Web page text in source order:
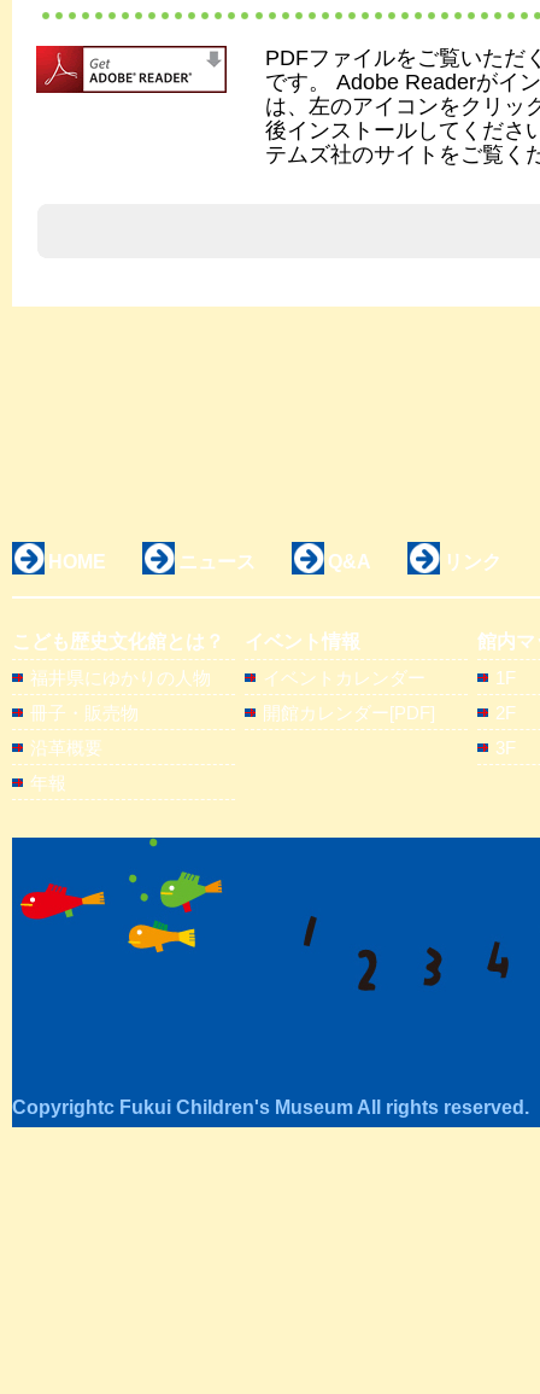
PDFファイルをご覧いただ
です。 Adobe Readerがイ
は、左のアイコンをクリッ
後インストールしてくださ
テムズ社のサイトをご覧く
HOME ニュース Q&A リンク
こども歴史文化館とは？
福井県にゆかりの人物
冊子・販売物
沿革概要
年報
イベント情報
イベントカレンダー
開館カレンダー[PDF]
館内マ
1F
2F
3F
Copyrightc Fukui Children's Museum All rights reserved.